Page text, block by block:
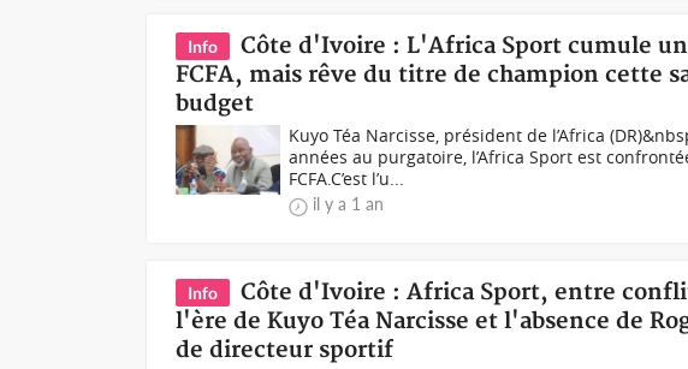
Info
Côte d'Ivoire : L'Africa Sport cumule
FCFA, mais rêve du titre de champion cette
budget
Kuyo Téa Narcisse, président de l’Africa
années au purgatoire, l’Africa Sport est
FCFA.C’est l’u...
il y a 1 an
Info
Côte d'Ivoire : Africa Sport, entre
l'ère de Kuyo Téa Narcisse et l'absence de
de directeur sportif